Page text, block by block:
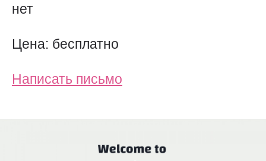
нет
Цена: бесплатно
Написать письмо